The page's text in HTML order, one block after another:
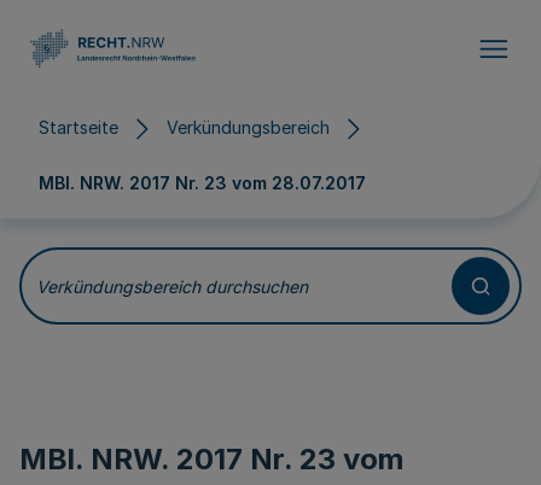
Startseite Verkündungsbereich
MBl. NRW. 2017 Nr. 23 vom 28.07.2017
Verkündungsbereich durchsuchen
MBl. NRW. 2017 Nr. 23 vom